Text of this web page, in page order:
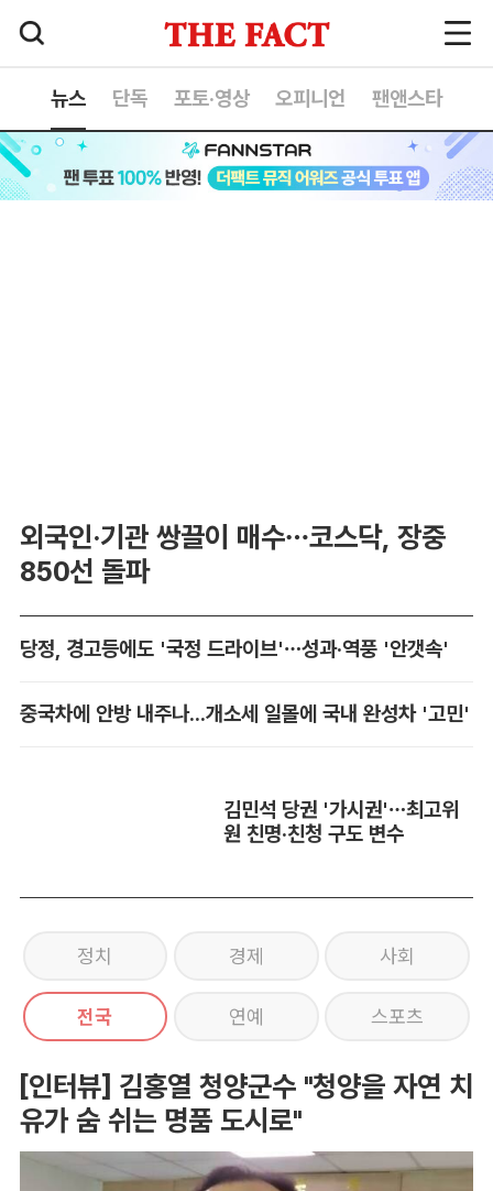
뉴스 단독 포토·영상 오피니언 팬앤스타
외국인·기관 쌍끌이 매수…코스닥, 장중
850선 돌파
당정, 경고등에도 '국정 드라이브'…성과·역풍 '안갯속'
중국차에 안방 내주나...개소세 일몰에 국내 완성차 '고민'
김민석 당권 '가시권'…최고위
원 친명·친청 구도 변수
정치 경제 사회
전국 연예 스포츠
[인터뷰] 김홍열 청양군수 "청양을 자연 치
유가 숨 쉬는 명품 도시로"